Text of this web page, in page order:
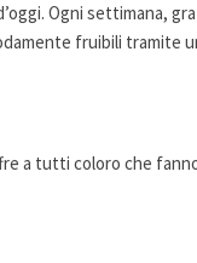
Ogni settimana,
fruibili tramite
a tutti coloro che